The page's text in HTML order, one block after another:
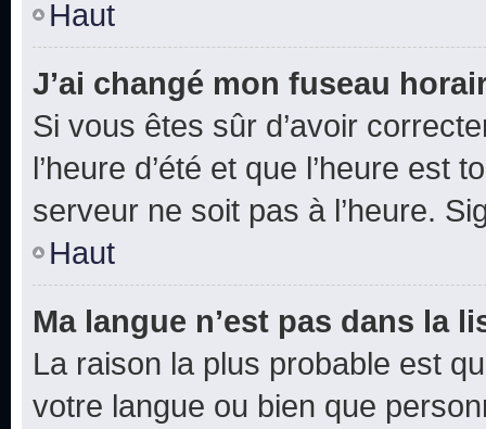
Haut
J’ai changé mon fuseau
Si vous êtes sûr d’avoir
l’heure d’été et que l’heure est
serveur ne soit pas à l’heure.
Haut
Ma langue n’est pas dans la
La raison la plus probable est
votre langue ou bien que